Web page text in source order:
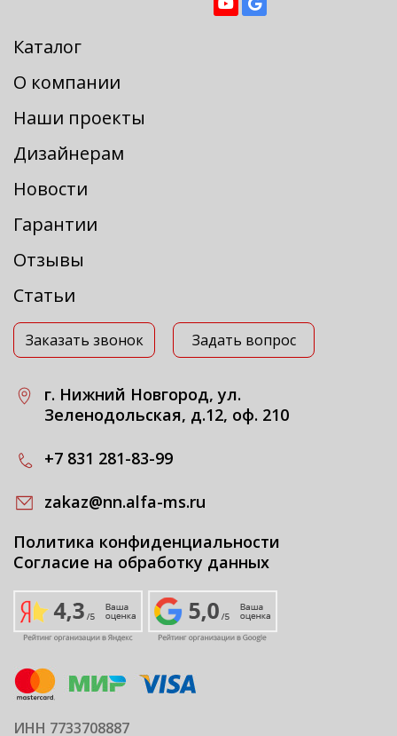
Каталог
О компании
Наши проекты
Дизайнерам
Новости
Гарантии
Отзывы
Статьи
Заказать звонок Задать вопрос
г. Нижний Новгород, ул.
Зеленодольская, д.12, оф. 210
+7 831 281-83-99
zakaz@nn.alfa-ms.ru
Политика конфиденциальности
Согласие на обработку данных
ИНН 7733708887